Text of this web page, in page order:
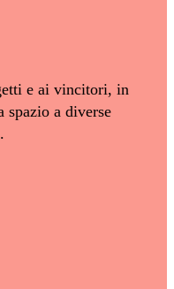
e ai vincitori, in
spazio a diverse